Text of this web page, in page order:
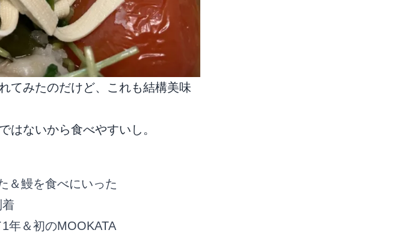
てみたのだけど、これも結構美味
はないから食べやすいし。
＆鰻を食べにいった
着
年＆初のMOOKATA